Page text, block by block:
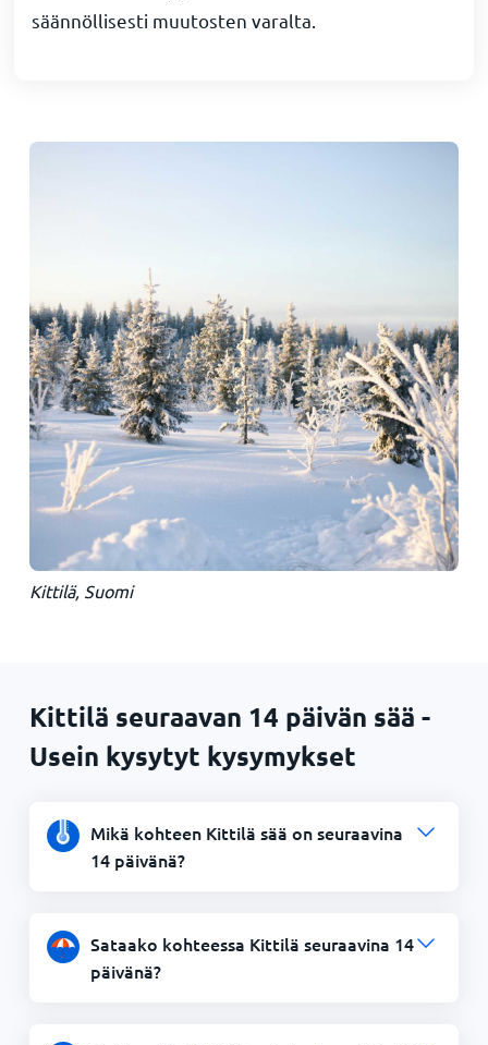
säännöllisesti muutosten varalta.
Kittilä, Suomi
Kittilä seuraavan 14 päivän sää -
Usein kysytyt kysymykset
Mikä kohteen Kittilä sää on seuraavina
14 päivänä?
Sataako kohteessa Kittilä seuraavina 14
päivänä?